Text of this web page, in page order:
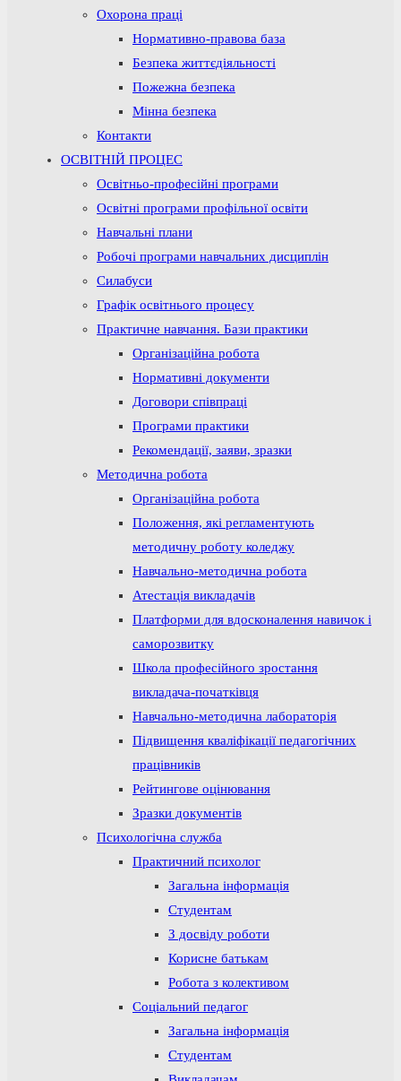
Охорона праці
Нормативно-правова база
Безпека життєдіяльності
Пожежна безпека
Мінна безпека
Контакти
ОСВІТНІЙ ПРОЦЕС
Освітньо-професійні програми
Освітні програми профільної освіти
Навчальні плани
Робочі програми навчальних дисциплін
Силабуси
Графік освітнього процесу
Практичне навчання. Бази практики
Організаційна робота
Нормативні документи
Договори співпраці
Програми практики
Рекомендації, заяви, зразки
Методична робота
Організаційна робота
Положення, які регламентують
методичну роботу коледжу
Навчально-методична робота
Атестація викладачів
Платформи для вдосконалення навичок і
саморозвитку
Школа професійного зростання
викладача-початківця
Навчально-методична лабораторія
Підвищення кваліфікації педагогічних
працівників
Рейтингове оцінювання
Зразки документів
Психологічна служба
Практичний психолог
Загальна інформація
Студентам
З досвіду роботи
Корисне батькам
Робота з колективом
Соціальний педагог
Загальна інформація
Студентам